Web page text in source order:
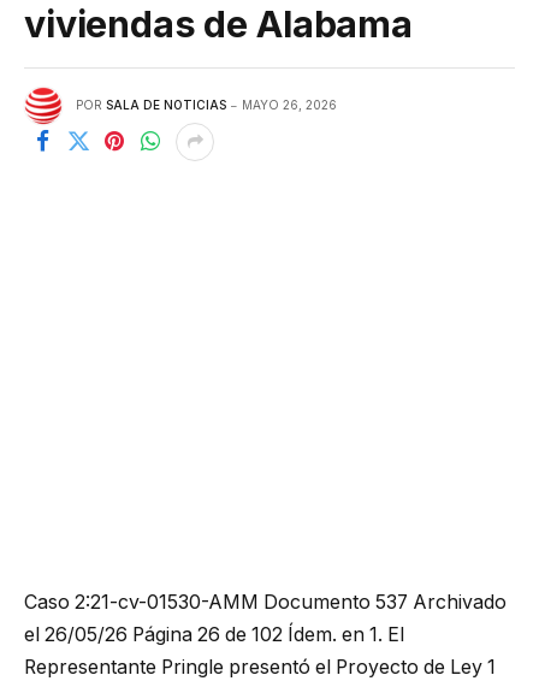
viviendas de Alabama
POR SALA DE NOTICIAS MAYO 26, 2026
Caso 2:21-cv-01530-AMM Documento 537 Archivado
el 26/05/26 Página 26 de 102 Ídem. en 1. El
Representante Pringle presentó el Proyecto de Ley 1